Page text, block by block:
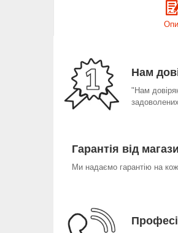
Нам
"Нам
Гарантія від
Ми надаємо гарантію на